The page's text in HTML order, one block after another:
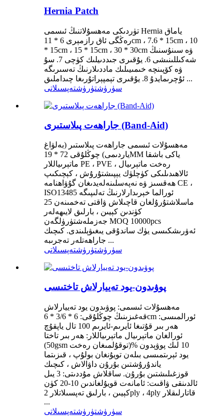
Hernia Patch
تۈردىكى مەھسۇلاتنىڭ ئىسمى Hernia ياماق
رەڭگى ئاق رازمېرى 6 * 11cm ، 7.6 * 15cm ، 10
* 15cm ، 15 * 15cm ، 30 * 30cm ۋە سىنۇسنىڭ
شەكىللىنىشى 6. يۇقىرى جىددىيلىك كۈچى 7. سۇ
ۋە كۆپىنچە خىمىيىلىك ماددىلارنىڭ تەسىرىگە
ئۇچرىمايدۇ 8. يۇقىرى تېمپېراتۇرىغا چىداملىق ...
سۈرۈشتۈرۈشتەپسىلاتى
جاراھەت پىلاستىرى (Band-Aid)
مەھسۇلات ئىسمى جاراھەت پىلاستىر (بەلۋاغ
ياردىمى) چوڭلۇقى 72 * 19MM ياكى باشقا
ماتېرىياللار PE ، PVE ، رەخت ماتېرىيال
ئالاھىدىلىكى كۈچلۈك يېپىشتۇرۇش ، كېچىكىپ
ھەقسىز ۋە نەپەسلىنەلەيدىغان گۇۋاھنامە CE ،
ISO13485 ئورالما خېرىدارلارنىڭ تەلىپىگە
ماسلاشتۇرۇلغان قاچىلاش ۋاقتى تەخمىنەن 25
كۈندىن كېيىن ، بارلىق لايىھەلەر
جەزملەشتۈرۈلگەن MOQ 10000pcs
ئەۋرىشكىسى يۈك ساندۇقى يىغىۋېلىندى. كىچىك
جاراھەتلەر تەجرىبە ...
سۈرۈشتۈرۈشتەپسىلاتى
پوۋىدون-يود تەييارلاش تاختىسى
مەھسۇلات ئىسمى: پوۋىدون يود تەييارلاش
قەغىزىنىڭ چوڭلۇقى: 6 * 3/6 * 6cm ئورالمىسى:
ھەر بىر قۇتىغا ئايرىم-ئايرىم 100 تال ياپقۇچ
ئورالغان ماتېرىيال ماتېرىياللار: ھەر بىر تاختا
(50gsm توقۇلمىغان رەخت)% 10 لىك پوۋېدون
يود ئېرىتمىسى بىلەن تويۇنغان بولۇپ ، قىزىتما
ياندۇرۇشتىن بۇرۇن داۋالاش ، كىچىك
قوزغىلىشتىن بۇرۇن. ساقلاش مۇددىتى: 3 يىل
ئالدىنقى ۋاقىت: ئامانەت قويۇلغاندىن 10-20 كۈن
كېيىن ، بارلىق تەپسىلاتلار 2ply ، 4ply قاتارلىقلار
...
سۈرۈشتۈرۈشتەپسىلاتى